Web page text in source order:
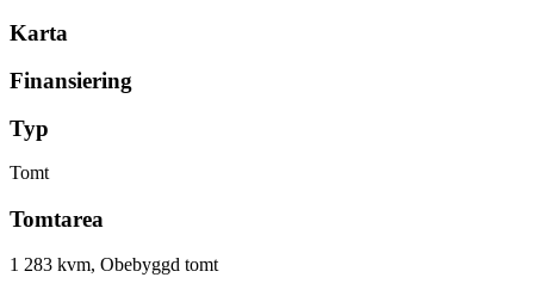
Karta
Finansiering
Typ
Tomt
Tomtarea
1 283 kvm, Obebyggd tomt